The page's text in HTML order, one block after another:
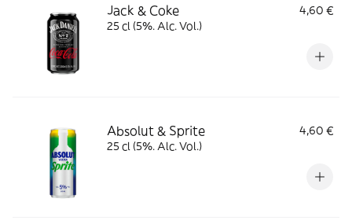
Jack & Coke
4,60 €
25 cl (5%. Alc. Vol.)
Absolut & Sprite
4,60 €
25 cl (5%. Alc. Vol.)